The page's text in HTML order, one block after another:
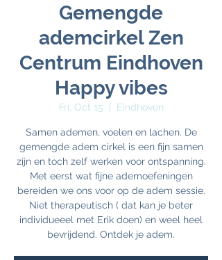
Gemengde
ademcirkel Zen
Centrum Eindhoven
Happy vibes
Fri, Oct 15 Eindhoven
Samen ademen, voelen en lachen. De
gemengde adem cirkel is een fijn samen
zijn en toch zelf werken voor ontspanning.
Met eerst wat fijne ademoefeningen
bereiden we ons voor op de adem sessie.
Niet therapeutisch ( dat kan je beter
individueeel met Erik doen) en weel heel
bevrijdend. Ontdek je adem.